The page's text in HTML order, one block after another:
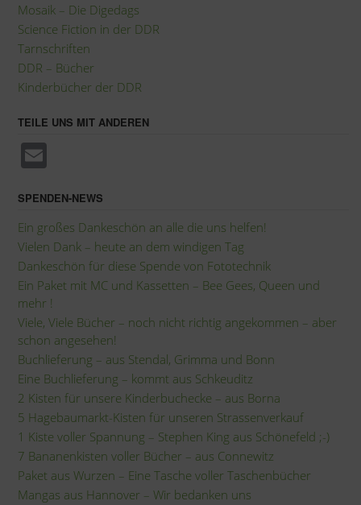
Mosaik – Die Digedags
Science Fiction in der DDR
Tarnschriften
DDR – Bücher
Kinderbücher der DDR
TEILE UNS MIT ANDEREN
ail
SPENDEN-NEWS
Ein großes Dankeschön an alle die uns helfen!
Vielen Dank – heute an dem windigen Tag
Dankeschön für diese Spende von Fototechnik
Ein Paket mit MC und Kassetten – Bee Gees, Queen und
mehr !
Viele, Viele Bücher – noch nicht richtig angekommen – aber
schon angesehen!
Buchlieferung – aus Stendal, Grimma und Bonn
Eine Buchlieferung – kommt aus Schkeuditz
2 Kisten für unsere Kinderbuchecke – aus Borna
5 Hagebaumarkt-Kisten für unseren Strassenverkauf
1 Kiste voller Spannung – Stephen King aus Schönefeld ;-)
7 Bananenkisten voller Bücher – aus Connewitz
Paket aus Wurzen – Eine Tasche voller Taschenbücher
Mangas aus Hannover – Wir bedanken uns